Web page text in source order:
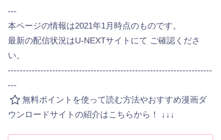
---
本ページの情報は2021年1月時点のものです。
最新の配信状況はU-NEXTサイトにて ご確認くださ
い。
---------------------------------------------------------------------
---
無料ポイントを使って読む方法やおすすめ漫画ダ
ウンロードサイトの紹介はこちらから！ ↓↓↓